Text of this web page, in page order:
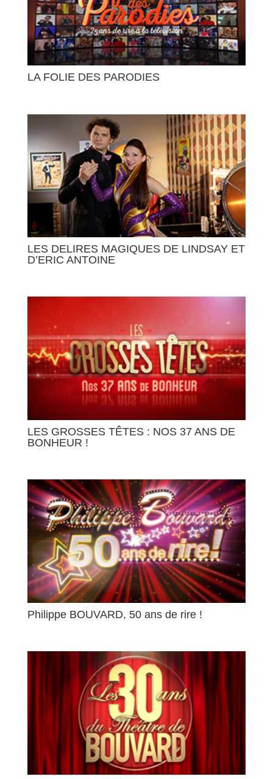
LA FOLIE DES PARODIES
LES DELIRES MAGIQUES DE LINDSAY ET
D’ERIC ANTOINE
LES GROSSES TÊTES : NOS 37 ANS DE
BONHEUR !
Philippe BOUVARD, 50 ans de rire !